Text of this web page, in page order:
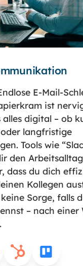
E-Mail-
ist
digital – ob
langfristige
Tools wie
den
dass du dich
Kollegen
Sorge, falls
– nach einer